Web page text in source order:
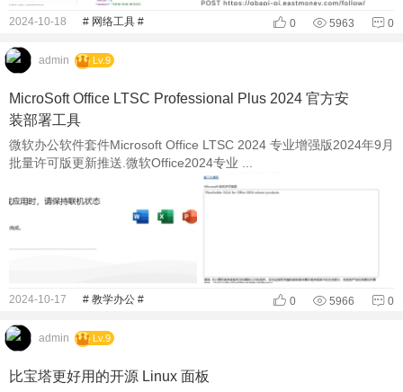
2024-10-18 # 网络工具 # 0 5963 0
admin Lv.9
MicroSoft Office LTSC Professional Plus 2024 官方安
装部署工具
微软办公软件套件Microsoft Office LTSC 2024 专业增强版2024年9月
批量许可版更新推送.微软Office2024专业 ...
2024-10-17 # 教学办公 # 0 5966 0
admin Lv.9
比宝塔更好用的开源 Linux 面板